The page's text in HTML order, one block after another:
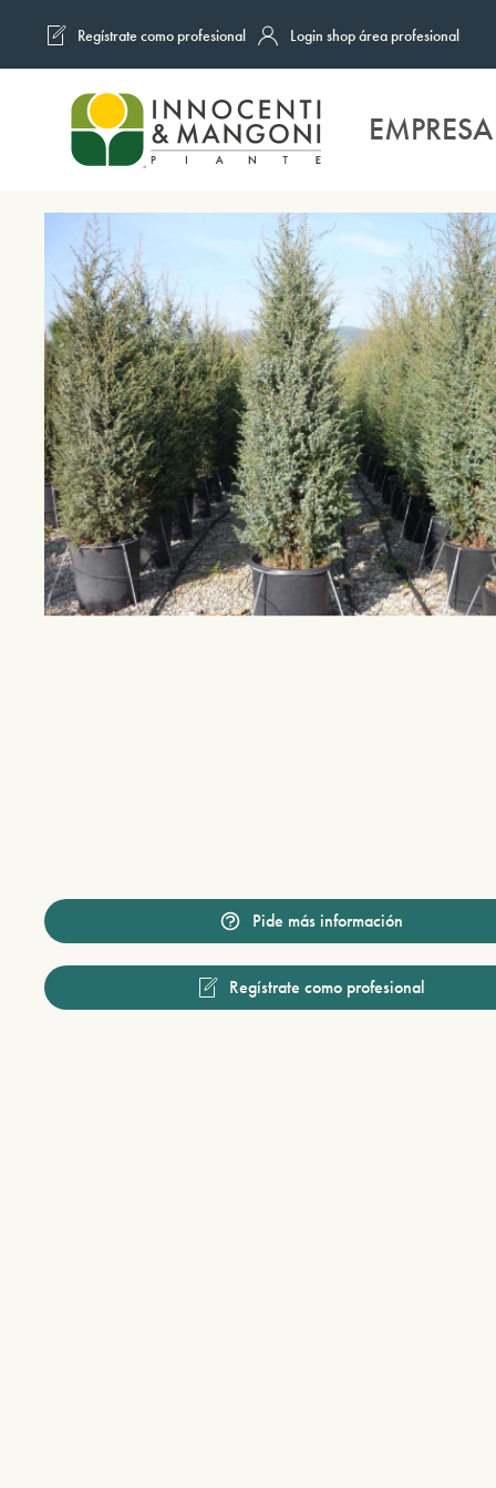
Skip to main content
Regístrate como profesional Login shop área profesional
EMPRESA
Pide más información
Regístrate como profesional